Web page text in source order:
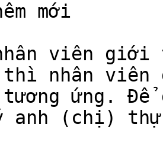
mới
viên giới
thì nhân viên
tương ứng. Để
anh (chị)